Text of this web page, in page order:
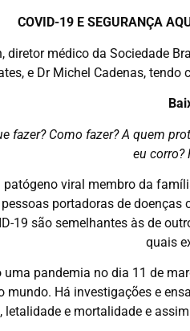
COVID-19 E SEGURANÇA
médico da Sociedade
e Dr Michel Cadenas,
fazer? Como fazer? A quem
eu corro?
patógeno viral membro da
portadoras de
19 são semelhantes às de
quais
uma pandemia no dia 11 de
mundo. Há investigações e
letalidade e mortalidade e